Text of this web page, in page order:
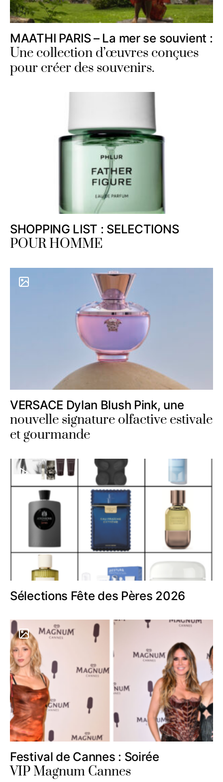
MAATHI PARIS – La mer se souvient :
Une collection d’œuvres conçues
pour créer des souvenirs.
SHOPPING LIST : SELECTIONS
POUR HOMME
VERSACE Dylan Blush Pink, une
nouvelle signature olfactive estivale
et gourmande
Sélections Fête des Pères 2026
Festival de Cannes : Soirée
VIP Magnum Cannes